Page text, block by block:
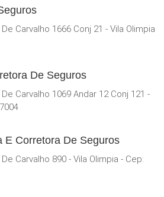
Carvalho 1666 Conj 21 - Vila Olimpia
De Seguros
Carvalho 1069 Andar 12 Conj 121 -
E Corretora De Seguros
Carvalho 890 - Vila Olimpia - Cep: